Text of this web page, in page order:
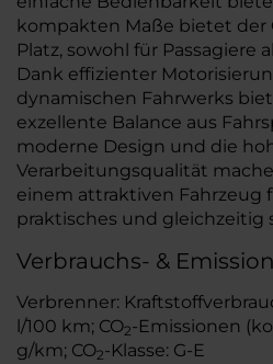
kompakten Maße bietet der
Platz, sowohl für Passagiere
Dank effizienter
dynamischen Fahrwerks
exzellente Balance aus
moderne Design und die
Verarbeitungsqualität
einem attraktiven Fahrzeug
praktisches und gleichzeitig
Verbrauchs- &
Verbrenner:
l/100 km; CO2-Emissionen
g/km; CO2-Klasse: G-E